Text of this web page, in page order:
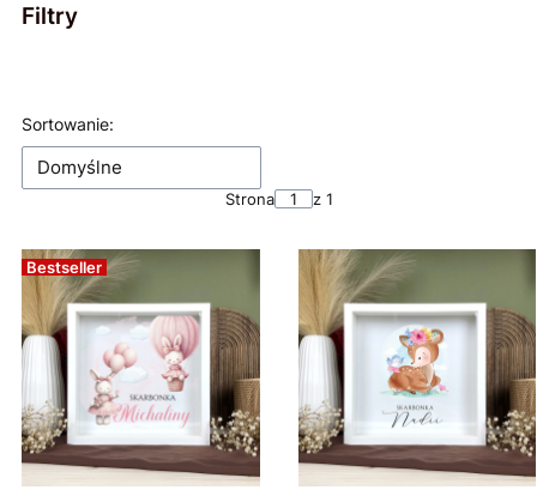
Filtry
Lista produktów
Sortowanie:
Domyślne
Strona z 1
Bestseller